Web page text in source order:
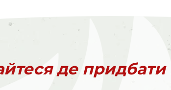
де